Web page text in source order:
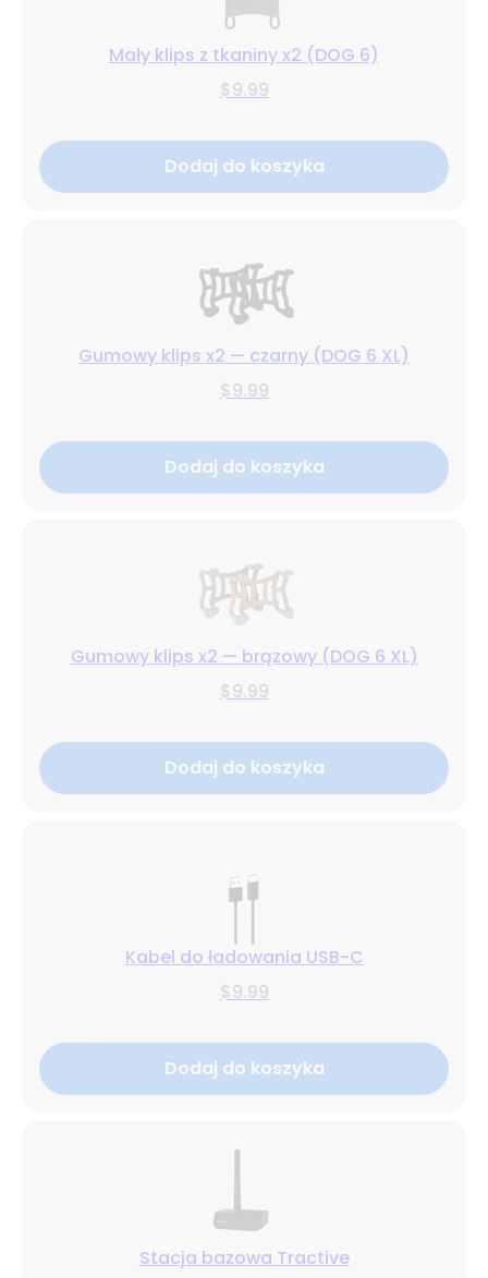
Mały klips z tkaniny x2 (DOG 6)
$9.99
Dodaj do koszyka
Gumowy klips x2 — czarny (DOG 6 XL)
$9.99
Dodaj do koszyka
Gumowy klips x2 — brązowy (DOG 6 XL)
$9.99
Dodaj do koszyka
Kabel do ładowania USB-C
$9.99
Dodaj do koszyka
Stacja bazowa Tractive